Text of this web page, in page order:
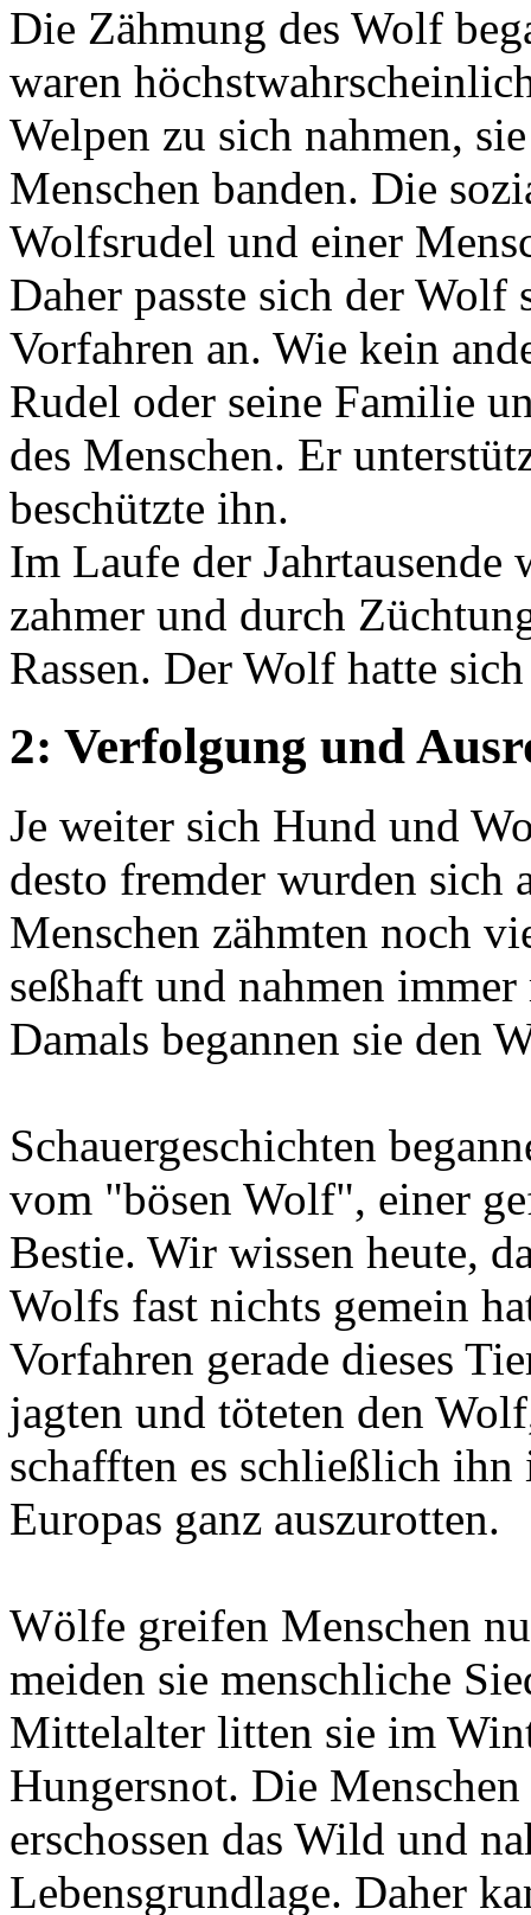
Die Zähmung des Wolf
waren
Welpen zu sich nahmen,
Menschen banden. Die
Wolfsrudel und einer
Daher passte sich der Wolf
Vorfahren an. Wie kein
Rudel oder seine Familie
des Menschen. Er
beschützte ihn.
Im Laufe der
zahmer und durch
Rassen. Der Wolf hatte
2: Verfolgung und
Je weiter sich Hund und
desto fremder wurden sich
Menschen zähmten noch
seßhaft und nahmen
Damals begannen sie den
Schauergeschichten
vom "bösen Wolf", einer
Bestie. Wir wissen heute,
Wolfs fast nichts gemein
Vorfahren gerade dieses
jagten und töteten den
schafften es schließlich
Europas ganz auszurotten.
Wölfe greifen Menschen
meiden sie menschliche
Mittelalter litten sie im
Hungersnot. Die
erschossen das Wild und
Lebensgrundlage. Daher